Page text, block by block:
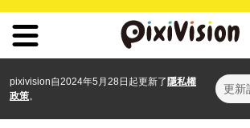
pixivision自2024年5月28日起更新了 隱私權
政策。
更新